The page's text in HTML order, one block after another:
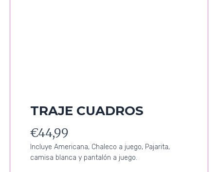
TRAJE CUADROS
€44,99
Incluye Americana, Chaleco a juego, Pajarita,
camisa blanca y pantalón a juego.